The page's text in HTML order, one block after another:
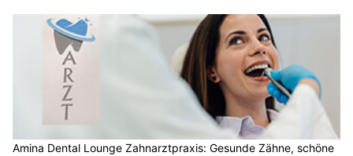
Amina Dental Lounge Zahnarztpraxis: Gesunde Zähne, schöne